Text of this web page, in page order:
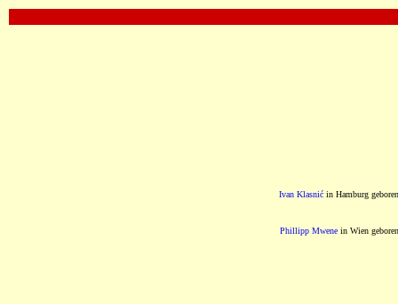
Ivan Klasnić in Hamburg geboren
Phillipp Mwene in Wien geboren